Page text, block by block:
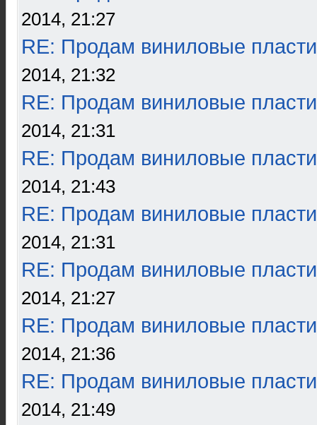
2014, 21:27
RE: Продам виниловые
2014, 21:32
RE: Продам виниловые
2014, 21:31
RE: Продам виниловые
2014, 21:43
RE: Продам виниловые
2014, 21:31
RE: Продам виниловые
2014, 21:27
RE: Продам виниловые
2014, 21:36
RE: Продам виниловые
2014, 21:49